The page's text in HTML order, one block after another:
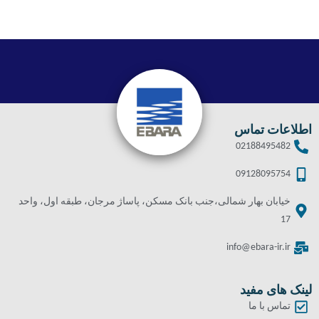
اطلاعات تماس
02188495482
09128095754
خیابان بهار شمالی،جنب بانک مسکن، پاساژ مرجان، طبقه اول، واحد
17
info@ebara-ir.ir
لینک های مفید
تماس با ما